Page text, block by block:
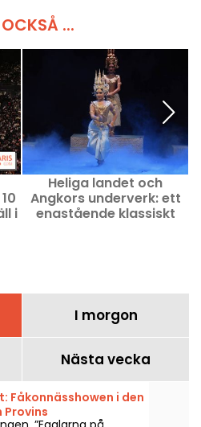
...
i
Heliga landet och
Angkors underverk: ett
enastående klassiskt
I morgon
Nästa vecka
Fåkonnässhowen i den